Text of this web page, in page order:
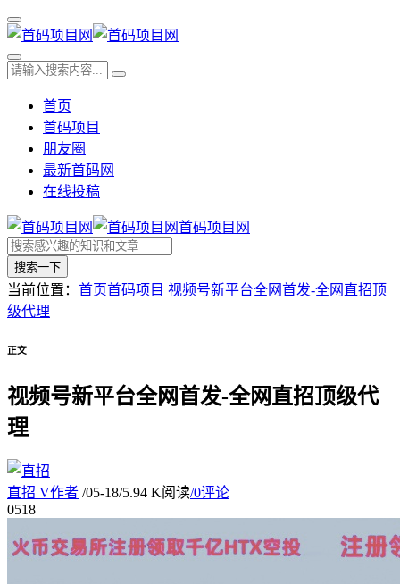
首页
首码项目
朋友圈
最新首码网
在线投稿
首码项目网
搜索一下
当前位置： 首页首码项目 视频号新平台全网首发-全网直招顶
级代理
正文
视频号新平台全网首发-全网直招顶级代
理
直招 V作者 /05-18/5.94 K阅读/0评论
0518